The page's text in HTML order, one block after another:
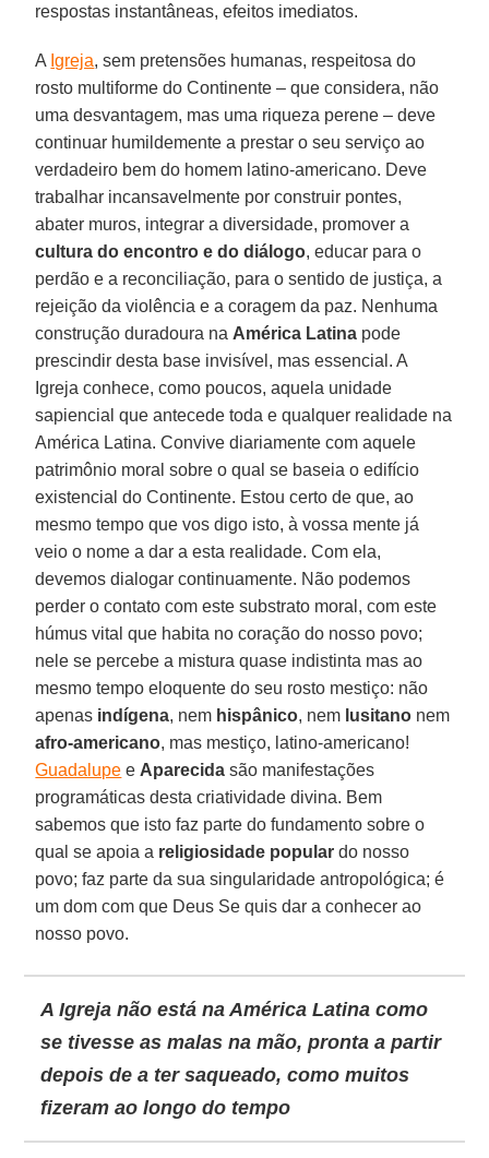
respostas instantâneas, efeitos imediatos.
A Igreja, sem pretensões humanas, respeitosa do
rosto multiforme do Continente – que considera, não
uma desvantagem, mas uma riqueza perene – deve
continuar humildemente a prestar o seu serviço ao
verdadeiro bem do homem latino-americano. Deve
trabalhar incansavelmente por construir pontes,
abater muros, integrar a diversidade, promover a
cultura do encontro e do diálogo, educar para o
perdão e a reconciliação, para o sentido de justiça, a
rejeição da violência e a coragem da paz. Nenhuma
construção duradoura na América Latina pode
prescindir desta base invisível, mas essencial. A
Igreja conhece, como poucos, aquela unidade
sapiencial que antecede toda e qualquer realidade na
América Latina. Convive diariamente com aquele
patrimônio moral sobre o qual se baseia o edifício
existencial do Continente. Estou certo de que, ao
mesmo tempo que vos digo isto, à vossa mente já
veio o nome a dar a esta realidade. Com ela,
devemos dialogar continuamente. Não podemos
perder o contato com este substrato moral, com este
húmus vital que habita no coração do nosso povo;
nele se percebe a mistura quase indistinta mas ao
mesmo tempo eloquente do seu rosto mestiço: não
apenas indígena, nem hispânico, nem lusitano nem
afro-americano, mas mestiço, latino-americano!
Guadalupe e Aparecida são manifestações
programáticas desta criatividade divina. Bem
sabemos que isto faz parte do fundamento sobre o
qual se apoia a religiosidade popular do nosso
povo; faz parte da sua singularidade antropológica; é
um dom com que Deus Se quis dar a conhecer ao
nosso povo.
A Igreja não está na América Latina como
se tivesse as malas na mão, pronta a partir
depois de a ter saqueado, como muitos
fizeram ao longo do tempo